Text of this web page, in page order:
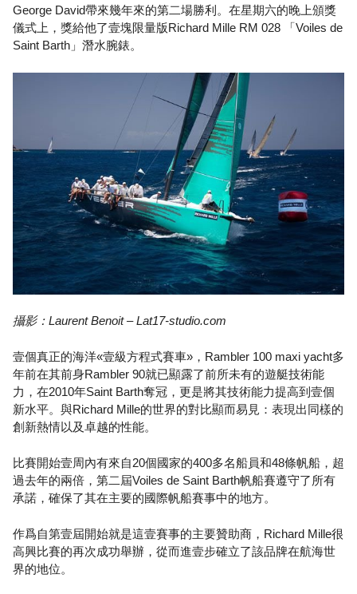
George David帶來幾年來的第二場勝利。在星期六的晚上頒獎
儀式上，獎給他了壹塊限量版Richard Mille RM 028 「Voiles de
Saint Barth」潛水腕錶。
攝影：Laurent Benoit – Lat17-studio.com
壹個真正的海洋«壹級方程式賽車»，Rambler 100 maxi yacht多
年前在其前身Rambler 90就已顯露了前所未有的遊艇技術能
力，在2010年Saint Barth奪冠，更是將其技術能力提高到壹個
新水平。與Richard Mille的世界的對比顯而易見：表現出同樣的
創新熱情以及卓越的性能。
比賽開始壹周內有來自20個國家的400多名船員和48條帆船，超
過去年的兩倍，第二屆Voiles de Saint Barth帆船賽遵守了所有
承諾，確保了其在主要的國際帆船賽事中的地方。
作爲自第壹屆開始就是這壹賽事的主要贊助商，Richard Mille很
高興比賽的再次成功舉辦，從而進壹步確立了該品牌在航海世
界的地位。